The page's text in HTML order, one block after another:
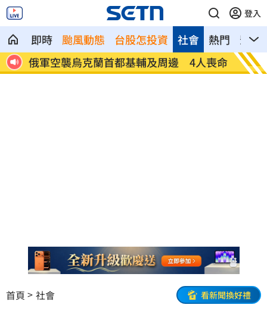
登入
即時 颱風動態 台股怎投資 熱門 影音
社會
命 費仔確定成自由球員 下一步動向引人關
注
米蘭
動
首頁 社會 看新聞換好禮